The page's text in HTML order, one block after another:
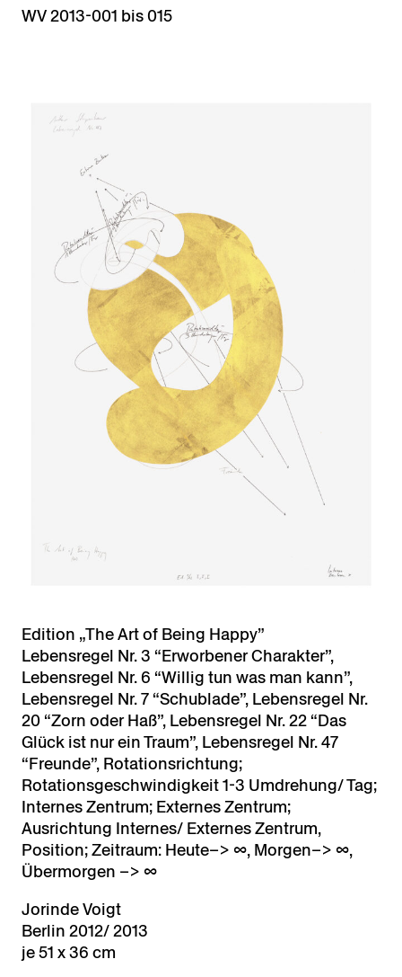
WV 2013-001 bis 015
Edition „The Art of Being Happy”
Lebensregel Nr. 3 “Erworbener Charakter”,
Lebensregel Nr. 6 “Willig tun was man kann”,
Lebensregel Nr. 7 “Schublade”, Lebensregel Nr.
20 “Zorn oder Haß”, Lebensregel Nr. 22 “Das
Glück ist nur ein Traum”, Lebensregel Nr. 47
“Freunde”, Rotationsrichtung;
Rotationsgeschwindigkeit 1-3 Umdrehung/ Tag;
Internes Zentrum; Externes Zentrum;
Ausrichtung Internes/ Externes Zentrum,
Position; Zeitraum: Heute–> ∞, Morgen–> ∞,
Übermorgen –> ∞
Jorinde Voigt
Berlin 2012/ 2013
je 51 x 36 cm